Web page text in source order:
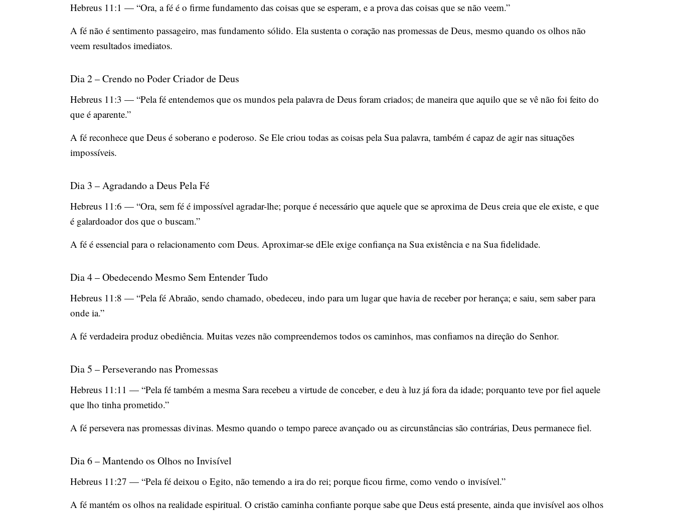
Hebreus 11:1 — “Ora, a fé é o firme fundamento das coisas que se esperam, e a prova das coisas que se não veem.”
A fé não é sentimento passageiro, mas fundamento sólido. Ela sustenta o coração nas promessas de Deus, mesmo quando os olhos não
veem resultados imediatos.
Dia 2 – Crendo no Poder Criador de Deus
Hebreus 11:3 — “Pela fé entendemos que os mundos pela palavra de Deus foram criados; de maneira que aquilo que se vê não foi feito do
que é aparente.”
A fé reconhece que Deus é soberano e poderoso. Se Ele criou todas as coisas pela Sua palavra, também é capaz de agir nas situações
impossíveis.
Dia 3 – Agradando a Deus Pela Fé
Hebreus 11:6 — “Ora, sem fé é impossível agradar-lhe; porque é necessário que aquele que se aproxima de Deus creia que ele existe, e que
é galardoador dos que o buscam.”
A fé é essencial para o relacionamento com Deus. Aproximar-se dEle exige confiança na Sua existência e na Sua fidelidade.
Dia 4 – Obedecendo Mesmo Sem Entender Tudo
Hebreus 11:8 — “Pela fé Abraão, sendo chamado, obedeceu, indo para um lugar que havia de receber por herança; e saiu, sem saber para
onde ia.”
A fé verdadeira produz obediência. Muitas vezes não compreendemos todos os caminhos, mas confiamos na direção do Senhor.
Dia 5 – Perseverando nas Promessas
Hebreus 11:11 — “Pela fé também a mesma Sara recebeu a virtude de conceber, e deu à luz já fora da idade; porquanto teve por fiel aquele
que lho tinha prometido.”
A fé persevera nas promessas divinas. Mesmo quando o tempo parece avançado ou as circunstâncias são contrárias, Deus permanece fiel.
Dia 6 – Mantendo os Olhos no Invisível
Hebreus 11:27 — “Pela fé deixou o Egito, não temendo a ira do rei; porque ficou firme, como vendo o invisível.”
A fé mantém os olhos na realidade espiritual. O cristão caminha confiante porque sabe que Deus está presente, ainda que invisível aos olhos